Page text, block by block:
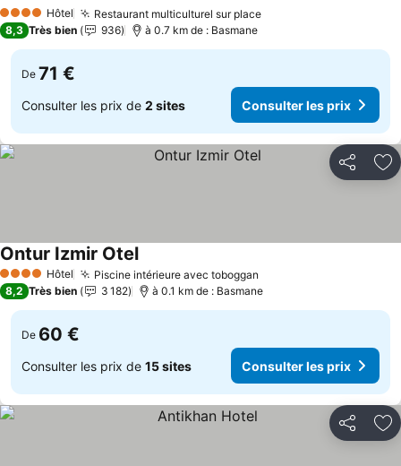
4 Étoiles Hôtel Restaurant multiculturel sur placeConsulter les prix
8,3 Très bien 936 à 0.7 km de : Basmane
De 71 €
Consulter les prix de 2 sites Consulter les prix
Partager
4 Étoiles Hôtel Piscine intérieure avec toboggan
Ontur Izmir OtelConsulter les prix
8,2 Très bien 3 182 à 0.1 km de : Basmane
De 60 €
Consulter les prix de 15 sites Consulter les prix
Partager